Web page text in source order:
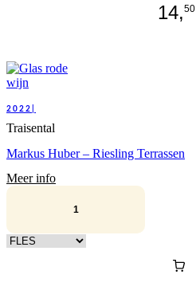
14,50
2022|
Traisental
Markus Huber – Riesling Terrassen
Meer info
Kies verpakking